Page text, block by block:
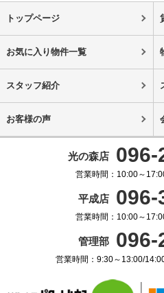
トップページ
お気に入り物件一覧
スタッフ紹介
お客様の声
光の森店 096-
営業時間：10:00～
平成店 096-
営業時間：10:00～
管理部 096-
営業時間：9:30～13:00/